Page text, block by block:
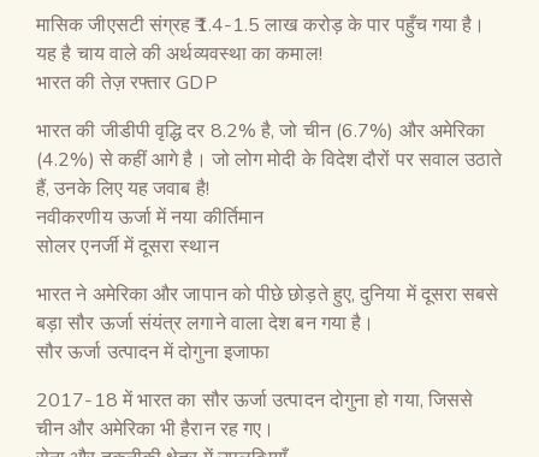
मासिक जीएसटी संग्रह ₹1.4-1.5 लाख करोड़ के पार पहुँच गया है।
यह है चाय वाले की अर्थव्यवस्था का कमाल!
भारत की तेज़ रफ्तार GDP
भारत की जीडीपी वृद्धि दर 8.2% है, जो चीन (6.7%) और अमेरिका
(4.2%) से कहीं आगे है। जो लोग मोदी के विदेश दौरों पर सवाल उठाते
हैं, उनके लिए यह जवाब है!
नवीकरणीय ऊर्जा में नया कीर्तिमान
सोलर एनर्जी में दूसरा स्थान
भारत ने अमेरिका और जापान को पीछे छोड़ते हुए, दुनिया में दूसरा सबसे
बड़ा सौर ऊर्जा संयंत्र लगाने वाला देश बन गया है।
सौर ऊर्जा उत्पादन में दोगुना इजाफा
2017-18 में भारत का सौर ऊर्जा उत्पादन दोगुना हो गया, जिससे
चीन और अमेरिका भी हैरान रह गए।